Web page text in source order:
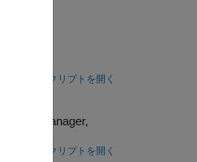
ライブ スクリプトを開く
State Manager,
ライブ スクリプトを開く